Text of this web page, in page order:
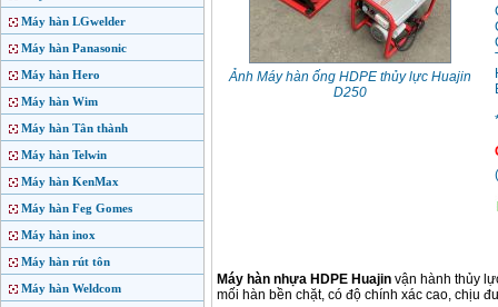
Máy hàn LGwelder
Máy hàn Panasonic
Máy hàn Hero
Máy hàn Wim
Máy hàn Tân thành
Máy hàn Telwin
Máy hàn KenMax
Máy hàn Feg Gomes
Máy hàn inox
Máy hàn rút tôn
Máy hàn Weldcom
Ảnh Máy hàn ống HDPE thủy lực Huajin
D250
(
Máy hàn nhựa HDPE Huajin vận hành thủy
mối hàn bền chặt, có độ chính xác cao, chịu